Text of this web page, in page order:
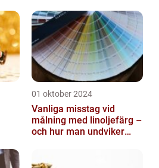
01 oktober 2024
Vanliga misstag vid
målning med linoljefärg –
och hur man undviker